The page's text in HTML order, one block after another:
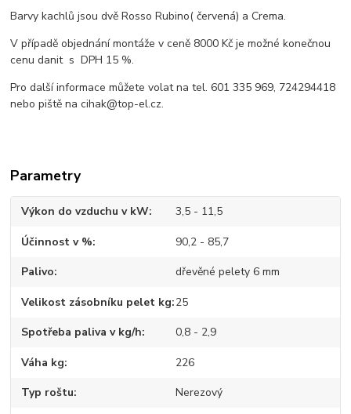
Barvy kachlů jsou dvě Rosso Rubino( červená) a Crema.
V případě objednání montáže v ceně 8000 Kč je možné konečnou
cenu danit s DPH 15 %.
Pro další informace můžete volat na tel. 601 335 969, 724294418
nebo piště na cihak@top-el.cz.
Parametry
Výkon do vzduchu v kW 3,5 - 11,5
Účinnost v % 90,2 - 85,7
Palivo dřevěné pelety 6 mm
Velikost zásobníku pelet kg 25
Spotřeba paliva v kg/h 0,8 - 2,9
Váha kg 226
Typ roštu Nerezový